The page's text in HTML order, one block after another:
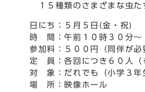
１５種類のさまざまな虫た
日にち：５月５日(金・祝)
時 間：午前１０時３０分～
参加料：５００円（同伴が必
定 員：各回につき６０人（
対 象：だれでも（小学３年
場 所：映像ホール